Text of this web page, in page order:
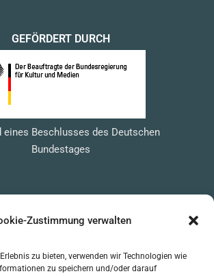
Zustimmung verwalten
zu bieten, verwenden wir Technologien wie
zu speichern und/oder darauf
GEFÖRDERT DURCH
eines Beschlusses des Deutschen
Bundestages